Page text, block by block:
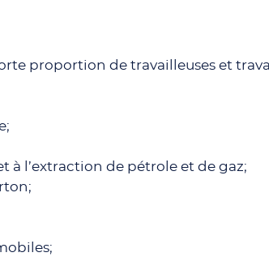
proportion de travailleuses et
à l’extraction de pétrole et de gaz;